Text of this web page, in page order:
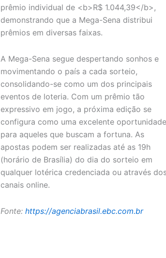
prêmio individual de <b>R$ 1.044,39</b>,
demonstrando que a Mega-Sena distribui
prêmios em diversas faixas.
A Mega-Sena segue despertando sonhos e
movimentando o país a cada sorteio,
consolidando-se como um dos principais
eventos de loteria. Com um prêmio tão
expressivo em jogo, a próxima edição se
configura como uma excelente oportunidade
para aqueles que buscam a fortuna. As
apostas podem ser realizadas até as 19h
(horário de Brasília) do dia do sorteio em
qualquer lotérica credenciada ou através
canais online.
Fonte: https://agenciabrasil.ebc.com.br